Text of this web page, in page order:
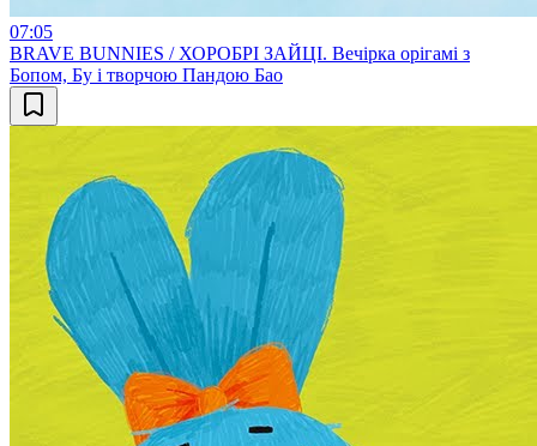
07:05
BRAVE BUNNIES / ХОРОБРІ ЗАЙЦІ. Вечірка орігамі з
Бопом, Бу і творчою Пандою Бао